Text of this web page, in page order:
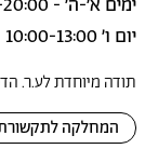
ימים א׳-ה׳ - 10:00-20:00
יום ו׳ 10:00-13:00
תודה מיוחדת לע.ר.
המחלקה